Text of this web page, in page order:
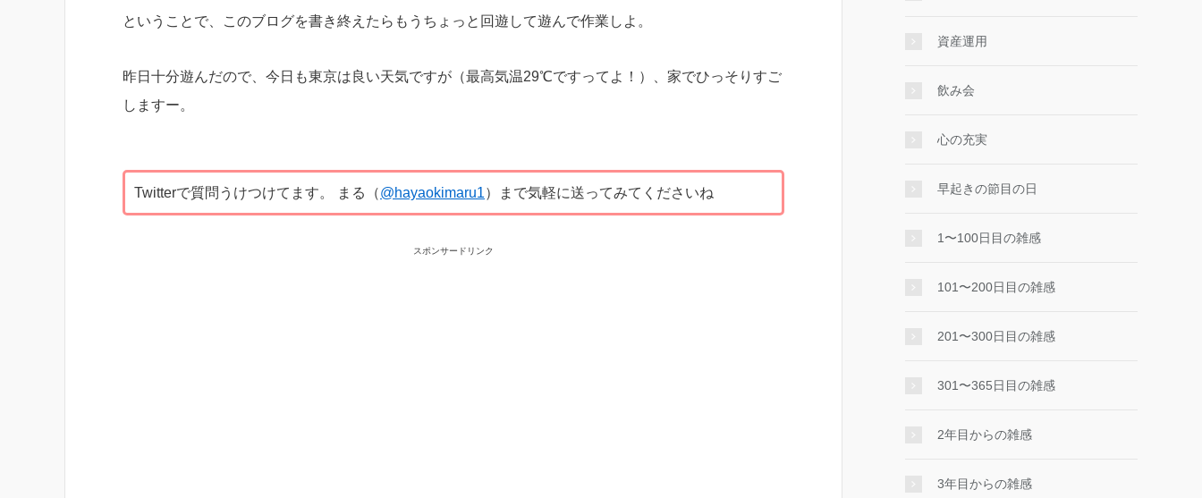
ということで、このブログを書き終えたらもうちょっと回遊して遊んで作業しよ。
昨日十分遊んだので、今日も東京は良い天気ですが（最高気温29℃ですってよ！）、家でひっそりすご
しますー。
Twitterで質問うけつけてます。 まる（@hayaokimaru1）まで気軽に送ってみてくださいね
スポンサードリンク
資産運用
飲み会
心の充実
早起きの節目の日
1〜100日目の雑感
101〜200日目の雑感
201〜300日目の雑感
301〜365日目の雑感
2年目からの雑感
3年目からの雑感